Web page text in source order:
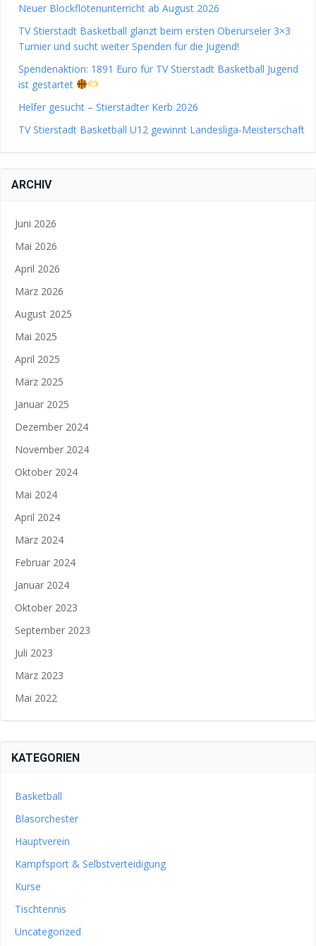
Neuer Blockflötenunterricht ab August 2026
TV Stierstadt Basketball glänzt beim ersten Oberurseler 3×3
Turnier und sucht weiter Spenden für die Jugend!
Spendenaktion: 1891 Euro für TV Stierstadt Basketball Jugend
ist gestartet
Helfer gesucht – Stierstädter Kerb 2026
TV Stierstadt Basketball U12 gewinnt Landesliga-Meisterschaft
ARCHIV
Juni 2026
Mai 2026
April 2026
März 2026
August 2025
Mai 2025
April 2025
März 2025
Januar 2025
Dezember 2024
November 2024
Oktober 2024
Mai 2024
April 2024
März 2024
Februar 2024
Januar 2024
Oktober 2023
September 2023
Juli 2023
März 2023
Mai 2022
KATEGORIEN
Basketball
Blasorchester
Hauptverein
Kampfsport & Selbstverteidigung
Kurse
Tischtennis
Uncategorized